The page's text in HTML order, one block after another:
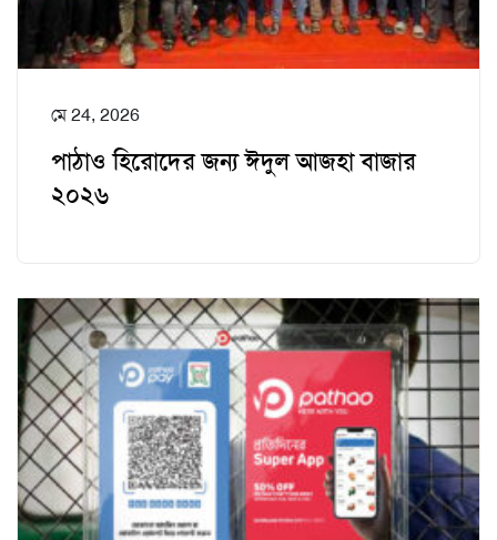
মে 24, 2026
পাঠাও হিরোদের জন্য ঈদুল আজহা বাজার
২০২৬